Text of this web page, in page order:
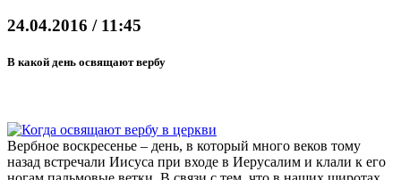
24.04.2016 / 11:45
В какой день освящают вербу
Вербное воскресенье – день, в который много веков тому
назад встречали Иисуса при входе в Иерусалим и клали к его